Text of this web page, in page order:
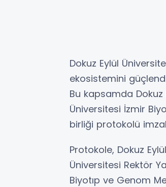
Dokuz Eylül
ekosistemini
Bu kapsamda Dokuz
Üniversitesi İzmir
birliği protokolü
Protokole, Dokuz
Üniversitesi Rektör
Biyotıp ve Genom